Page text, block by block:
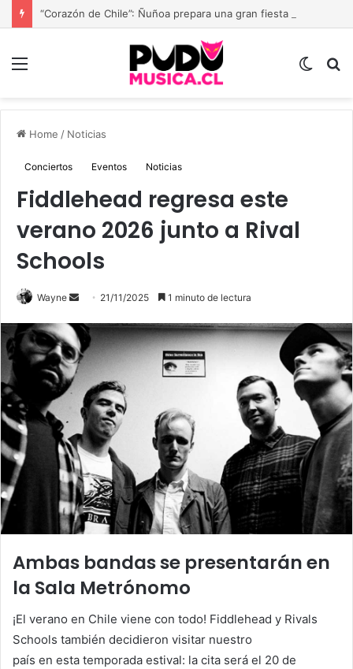
Menu
Switch
Home / Noticias
Conciertos Eventos Noticias
Fiddlehead regresa este
verano 2026 junto a Rival
Schools
Wayne
Send
email
21/11/2025 1 minuto de lectura
Ambas bandas se presentarán en
la Sala Metrónomo
¡El verano en Chile viene con todo! Fiddlehead y Rivals
Schools también decidieron visitar nuestro
país en esta temporada estival: la cita será el 20 de